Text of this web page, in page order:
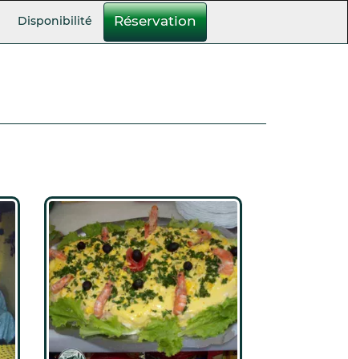
Disponibilité Réservation